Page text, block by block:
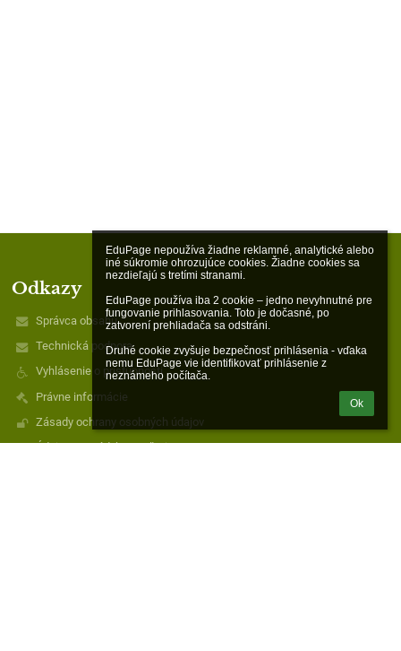
EduPage nepoužíva žiadne reklamné, analytické alebo
iné súkromie ohrozujúce cookies. Žiadne cookies sa
nezdieľajú s tretími stranami.
EduPage používa iba 2 cookie – jedno nevyhnutné pre
fungovanie prihlasovania. Toto je dočasné, po
zatvorení prehliadača sa odstráni.
Druhé cookie zvyšuje bezpečnosť prihlásenia - vďaka
nemu EduPage vie identifikovať prihlásenie z
neznámeho počítača.
Ok
Odkazy
Správca obsahu
Technická podpora
Vyhlásenie o prístupnosti
Právne informácie
Zásady ochrany osobných údajov
Údaje o prevádzkovateľovi